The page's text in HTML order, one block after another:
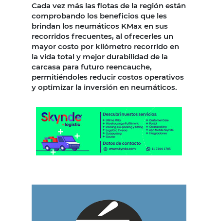
Cada vez más las flotas de la región están
comprobando los beneficios que les
brindan los neumáticos KMax en sus
recorridos frecuentes, al ofrecerles un
mayor costo por kilómetro recorrido en
la vida total y mejor durabilidad de la
carcasa para futuro reencauche,
permitiéndoles reducir costos operativos
y optimizar la inversión en neumáticos.